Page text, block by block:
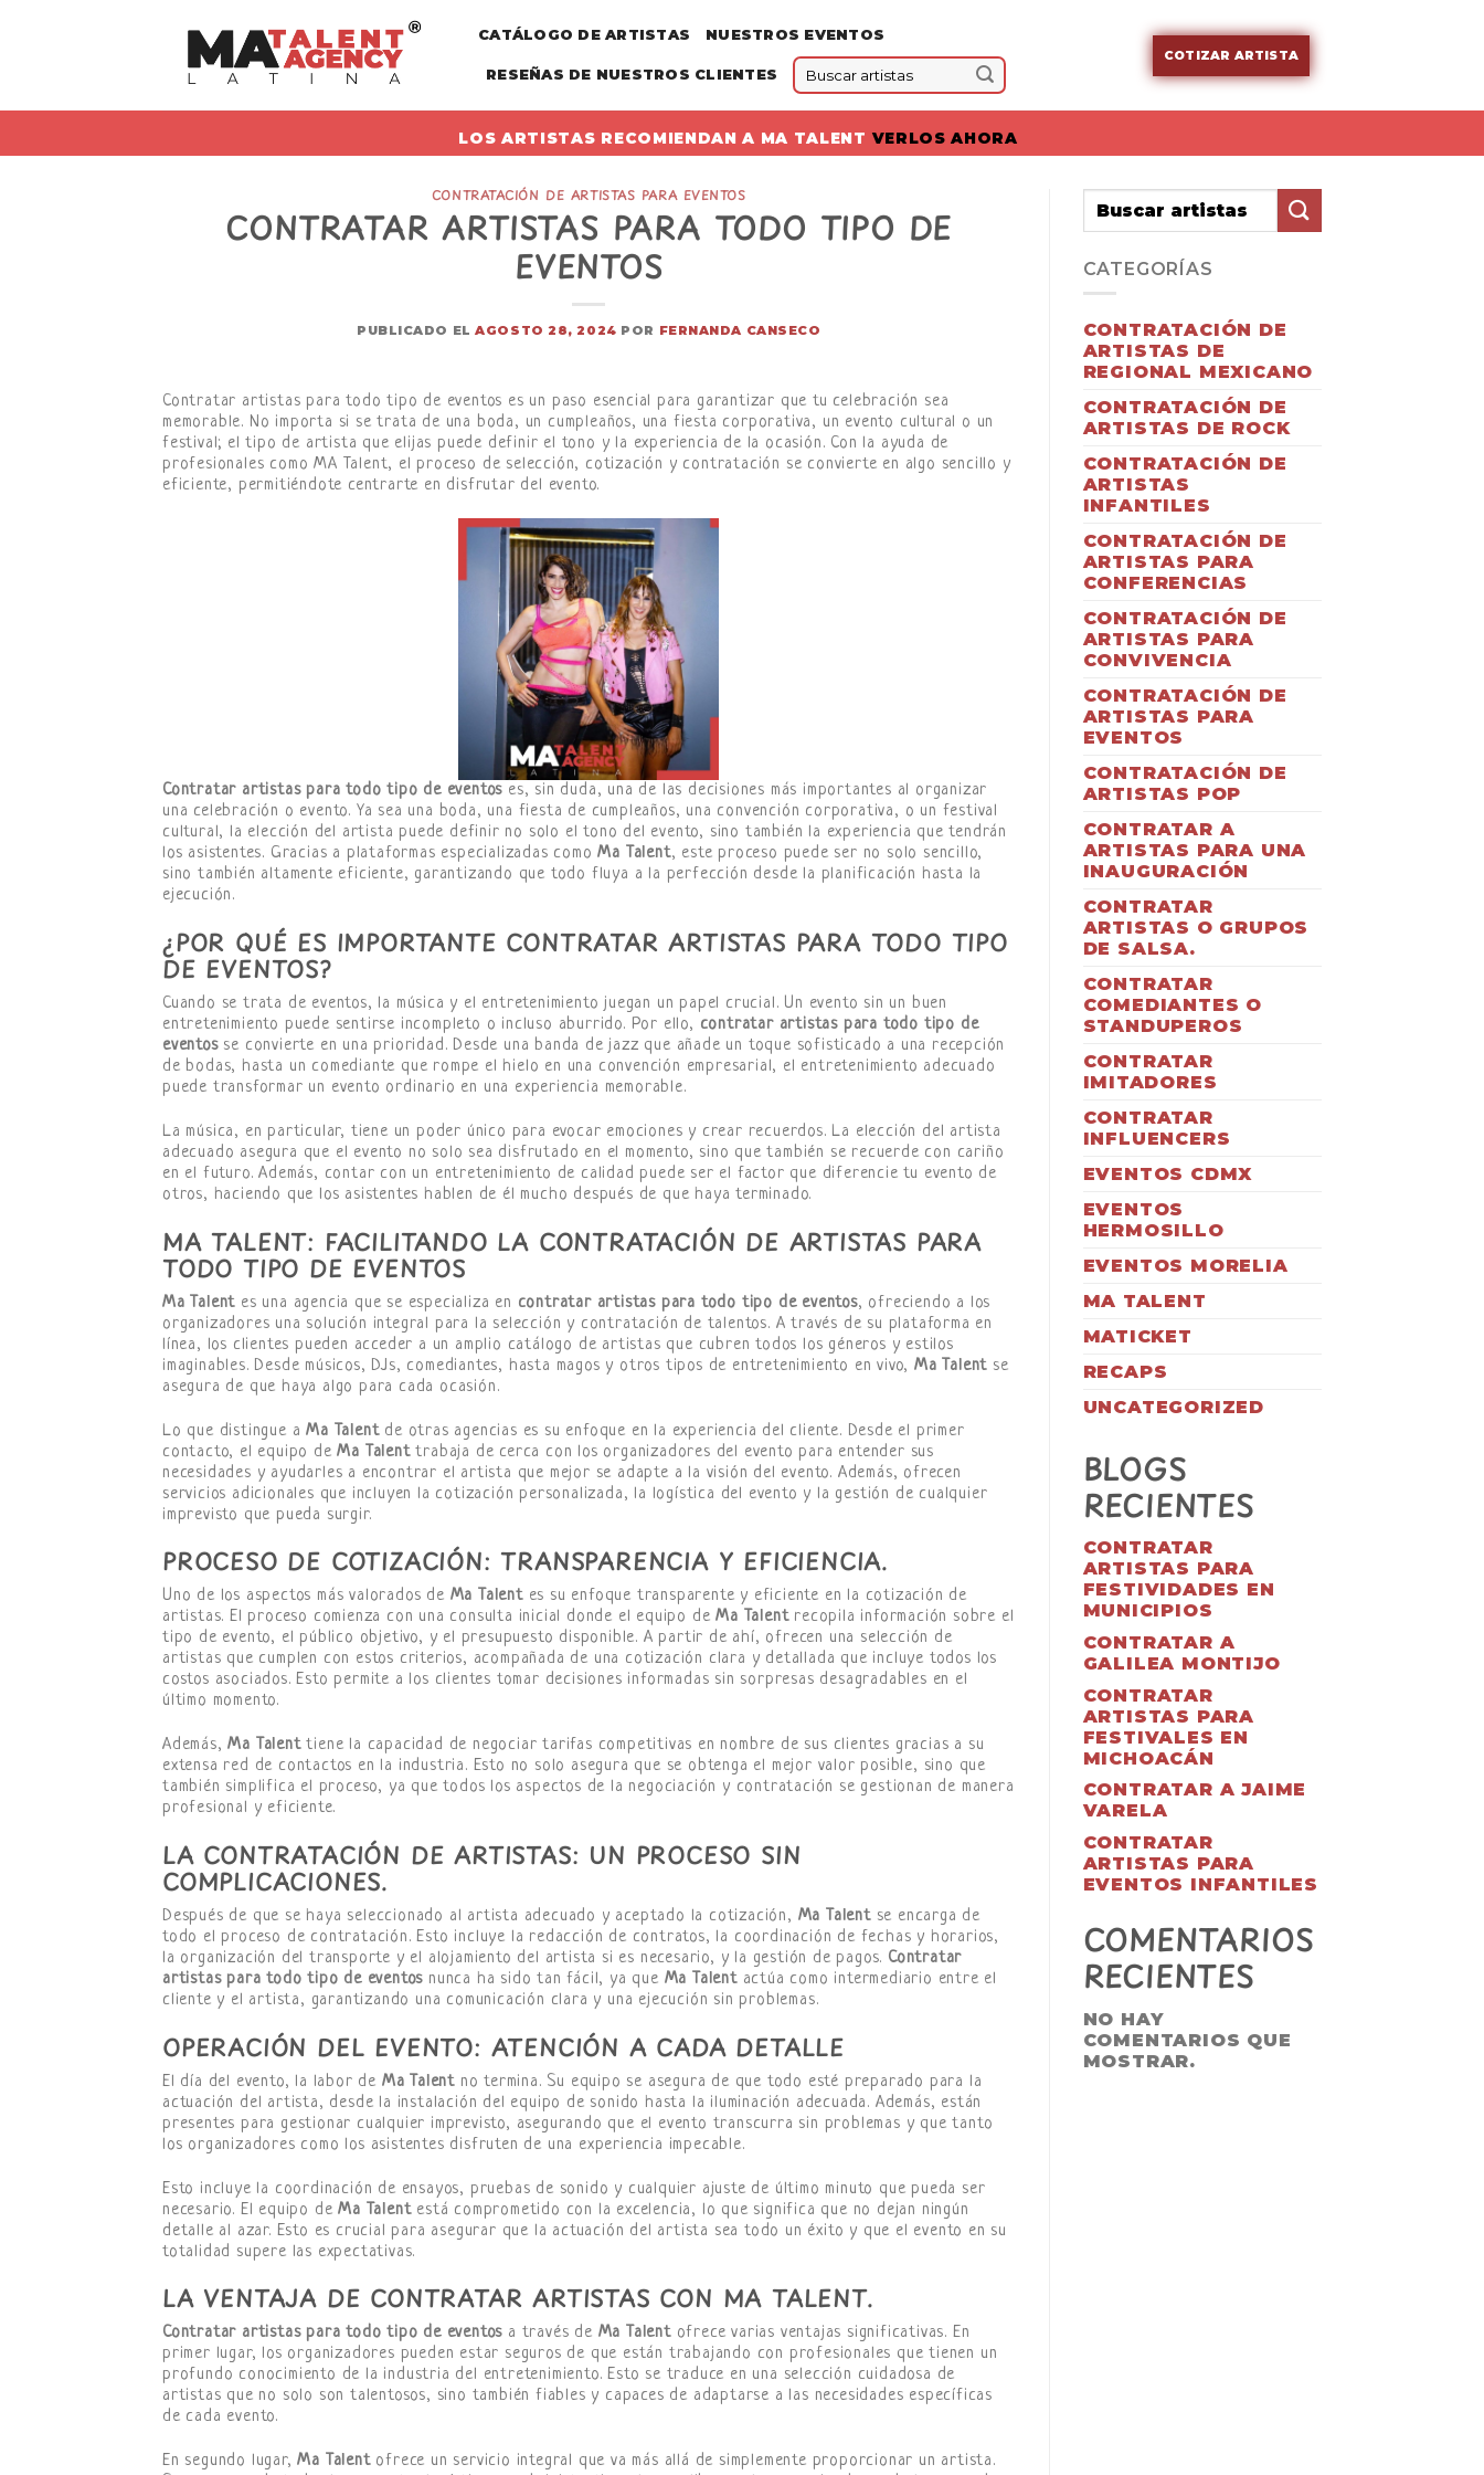
CATÁLOGO DE ARTISTAS NUESTROS EVENTOS
RESEÑAS DE NUESTROS CLIENTES
COTIZAR ARTISTA
LOS ARTISTAS RECOMIENDAN A MA TALENT VERLOS AHORA
CONTRATACIÓN DE ARTISTAS PARA EVENTOS
CONTRATAR ARTISTAS PARA TODO TIPO DE
EVENTOS
PUBLICADO ELAGOSTO 28, 2024 POR FERNANDA CANSECO
Contratar artistas para todo tipo de eventos es un paso esencial para garantizar que tu celebración sea
memorable. No importa si se trata de una boda, un cumpleaños, una fiesta corporativa, un evento cultural o un
festival; el tipo de artista que elijas puede definir el tono y la experiencia de la ocasión. Con la ayuda de
profesionales como MA Talent, el proceso de selección, cotización y contratación se convierte en algo sencillo y
eficiente, permitiéndote centrarte en disfrutar del evento.
Contratar artistas para todo tipo de eventos es, sin duda, una de las decisiones más importantes al organizar
una celebración o evento. Ya sea una boda, una fiesta de cumpleaños, una convención corporativa, o un festival
cultural, la elección del artista puede definir no solo el tono del evento, sino también la experiencia que tendrán
los asistentes. Gracias a plataformas especializadas comoMa Talent, este proceso puede ser no solo sencillo,
sino también altamente eficiente, garantizando que todo fluya a la perfección desde la planificación hasta la
ejecución.
¿POR QUÉ ES IMPORTANTE CONTRATAR ARTISTAS PARA TODO TIPO
DE EVENTOS?
Cuando se trata de eventos, la música y el entretenimiento juegan un papel crucial. Un evento sin un buen
entretenimiento puede sentirse incompleto o incluso aburrido. Por ello, contratar artistas para todo tipo de
eventosse convierte en una prioridad. Desde una banda de jazz que añade un toque sofisticado a una recepción
de bodas, hasta un comediante que rompe el hielo en una convención empresarial, el entretenimiento adecuado
puede transformar un evento ordinario en una experiencia memorable.
La música, en particular, tiene un poder único para evocar emociones y crear recuerdos. La elección del artista
adecuado asegura que el evento no solo sea disfrutado en el momento, sino que también se recuerde con cariño
en el futuro. Además, contar con un entretenimiento de calidad puede ser el factor que diferencie tu evento de
otros, haciendo que los asistentes hablen de él mucho después de que haya terminado.
MA TALENT: FACILITANDO LA CONTRATACIÓN DE ARTISTAS PARA
TODO TIPO DE EVENTOS
Ma Talent es una agencia que se especializa en contratar artistas para todo tipo de eventos, ofreciendo a los
organizadores una solución integral para la selección y contratación de talentos. A través de su plataforma en
línea, los clientes pueden acceder a un amplio catálogo de artistas que cubren todos los géneros y estilos
imaginables. Desde músicos, DJs, comediantes, hasta magos y otros tipos de entretenimiento en vivo, Ma Talent se
asegura de que haya algo para cada ocasión.
Lo que distingue aMa Talentde otras agencias es su enfoque en la experiencia del cliente. Desde el primer
contacto, el equipo deMa Talenttrabaja de cerca con los organizadores del evento para entender sus
necesidades y ayudarles a encontrar el artista que mejor se adapte a la visión del evento. Además, ofrecen
servicios adicionales que incluyen la cotización personalizada, la logística del evento y la gestión de cualquier
imprevisto que pueda surgir.
PROCESO DE COTIZACIÓN: TRANSPARENCIA Y EFICIENCIA.
Uno de los aspectos más valorados de Ma Talentes su enfoque transparente y eficiente en la cotización de
artistas. El proceso comienza con una consulta inicial donde el equipo deMa Talentrecopila información sobre el
tipo de evento, el público objetivo, y el presupuesto disponible. A partir de ahí, ofrecen una selección de
artistas que cumplen con estos criterios, acompañada de una cotización clara y detallada que incluye todos los
costos asociados. Esto permite a los clientes tomar decisiones informadas sin sorpresas desagradables en el
último momento.
Además,Ma Talenttiene la capacidad de negociar tarifas competitivas en nombre de sus clientes gracias a su
extensa red de contactos en la industria. Esto no solo asegura que se obtenga el mejor valor posible, sino que
también simplifica el proceso, ya que todos los aspectos de la negociación y contratación se gestionan de manera
profesional y eficiente.
LA CONTRATACIÓN DE ARTISTAS: UN PROCESO SIN
COMPLICACIONES.
Después de que se haya seleccionado al artista adecuado y aceptado la cotización, Ma Talentse encarga de
todo el proceso de contratación. Esto incluye la redacción de contratos, la coordinación de fechas y horarios,
la organización del transporte y el alojamiento del artista si es necesario, y la gestión de pagos. Contratar
artistas para todo tipo de eventos nunca ha sido tan fácil, ya que Ma Talentactúa como intermediario entre el
cliente y el artista, garantizando una comunicación clara y una ejecución sin problemas.
OPERACIÓN DEL EVENTO: ATENCIÓN A CADA DETALLE
El día del evento, la labor de Ma Talent no termina. Su equipo se asegura de que todo esté preparado para la
actuación del artista, desde la instalación del equipo de sonido hasta la iluminación adecuada. Además, están
presentes para gestionar cualquier imprevisto, asegurando que el evento transcurra sin problemas y que tanto
los organizadores como los asistentes disfruten de una experiencia impecable.
Esto incluye la coordinación de ensayos, pruebas de sonido y cualquier ajuste de último minuto que pueda ser
necesario. El equipo deMa Talentestá comprometido con la excelencia, lo que significa que no dejan ningún
detalle al azar. Esto es crucial para asegurar que la actuación del artista sea todo un éxito y que el evento en su
totalidad supere las expectativas.
LA VENTAJA DE CONTRATAR ARTISTAS CON MA TALENT.
Contratar artistas para todo tipo de eventos a través de Ma Talentofrece varias ventajas significativas. En
primer lugar, los organizadores pueden estar seguros de que están trabajando con profesionales que tienen un
profundo conocimiento de la industria del entretenimiento. Esto se traduce en una selección cuidadosa de
artistas que no solo son talentosos, sino también fiables y capaces de adaptarse a las necesidades específicas
de cada evento.
En segundo lugar,Ma Talentofrece un servicio integral que va más allá de simplemente proporcionar un artista.
CATEGORÍAS
CONTRATACIÓN DE
ARTISTAS DE
REGIONAL MEXICANO
CONTRATACIÓN DE
ARTISTAS DE ROCK
CONTRATACIÓN DE
ARTISTAS
INFANTILES
CONTRATACIÓN DE
ARTISTAS PARA
CONFERENCIAS
CONTRATACIÓN DE
ARTISTAS PARA
CONVIVENCIA
CONTRATACIÓN DE
ARTISTAS PARA
EVENTOS
CONTRATACIÓN DE
ARTISTAS POP
CONTRATAR A
ARTISTAS PARA UNA
INAUGURACIÓN
CONTRATAR
ARTISTAS O GRUPOS
DE SALSA.
CONTRATAR
COMEDIANTES O
STANDUPEROS
CONTRATAR
IMITADORES
CONTRATAR
INFLUENCERS
EVENTOS CDMX
EVENTOS
HERMOSILLO
EVENTOS MORELIA
MA TALENT
MATICKET
RECAPS
UNCATEGORIZED
BLOGS
RECIENTES
CONTRATAR
ARTISTAS PARA
FESTIVIDADES EN
MUNICIPIOS
CONTRATAR A
GALILEA MONTIJO
CONTRATAR
ARTISTAS PARA
FESTIVALES EN
MICHOACÁN
CONTRATAR A JAIME
VARELA
CONTRATAR
ARTISTAS PARA
EVENTOS INFANTILES
COMENTARIOS
RECIENTES
NO HAY
COMENTARIOS QUE
MOSTRAR.